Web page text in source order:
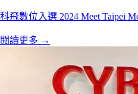
科飛數位入選 2024 Meet Taipei
閱讀更多 →